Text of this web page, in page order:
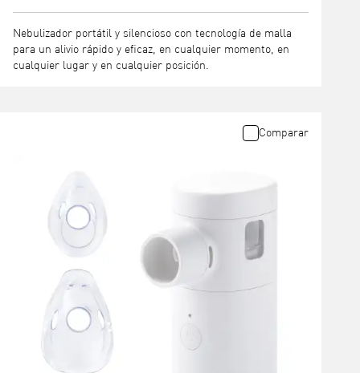
Nebulizador portátil y silencioso con tecnología de malla
para un alivio rápido y eficaz, en cualquier momento, en
cualquier lugar y en cualquier posición.
Comparar